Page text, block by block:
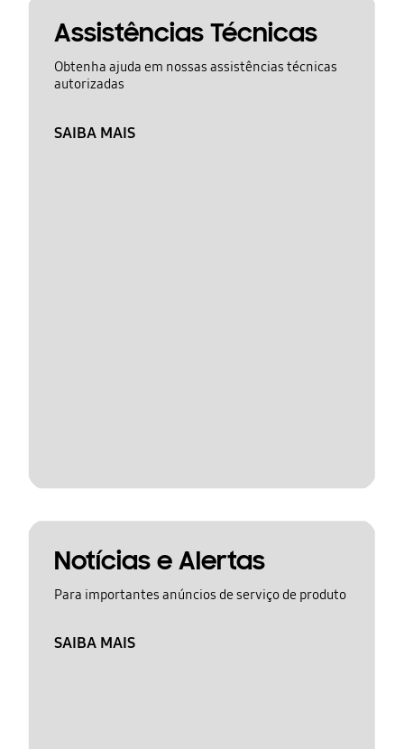
Assistências Técnicas
Obtenha ajuda em nossas assistências técnicas
autorizadas
SAIBA MAIS
Notícias e Alertas
Para importantes anúncios de serviço de produto
SAIBA MAIS